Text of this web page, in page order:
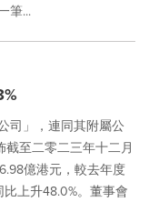
筆...
司」，連同其附屬公
至二零二三年十二月
億港元，較去年度
上升48.0%。董事會